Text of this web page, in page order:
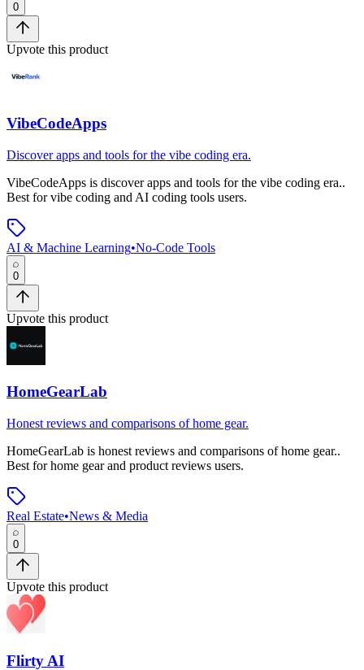
0
Upvote this product
VibeCodeApps
Discover apps and tools for the vibe coding era.
VibeCodeApps is discover apps and tools for the vibe coding era..
Best for vibe coding and AI coding tools users.
AI & Machine Learning•No-Code Tools
0
Upvote this product
HomeGearLab
Honest reviews and comparisons of home gear.
HomeGearLab is honest reviews and comparisons of home gear..
Best for home gear and product reviews users.
Real Estate•News & Media
0
Upvote this product
Flirty AI